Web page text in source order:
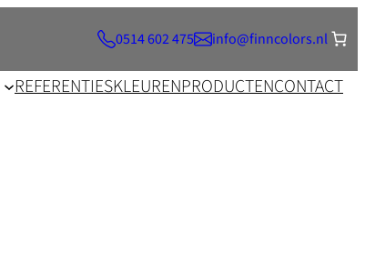
0514 602 475 info@finncolors.nl
REFERENTIESKLEURENPRODUCTENCONTACT